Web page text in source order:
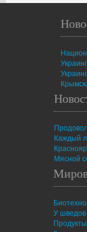
Каждый
Мясной
У шведов